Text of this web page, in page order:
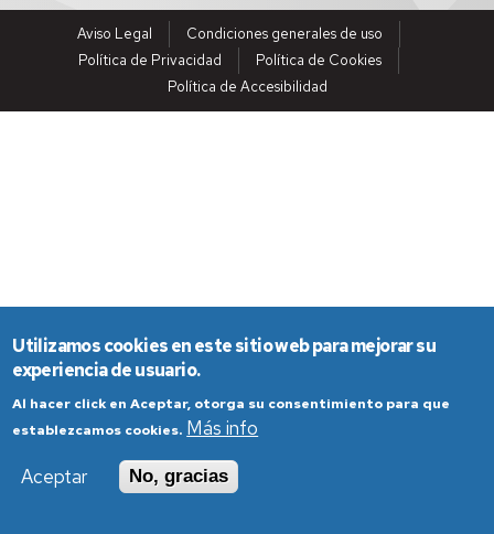
Aviso Legal
Condiciones generales de uso
Política de Privacidad
Política de Cookies
Política de Accesibilidad
Utilizamos cookies en este sitio web para mejorar su
experiencia de usuario.
Al hacer click en Aceptar, otorga su consentimiento para que
establezcamos cookies. Más info
Aceptar
No, gracias